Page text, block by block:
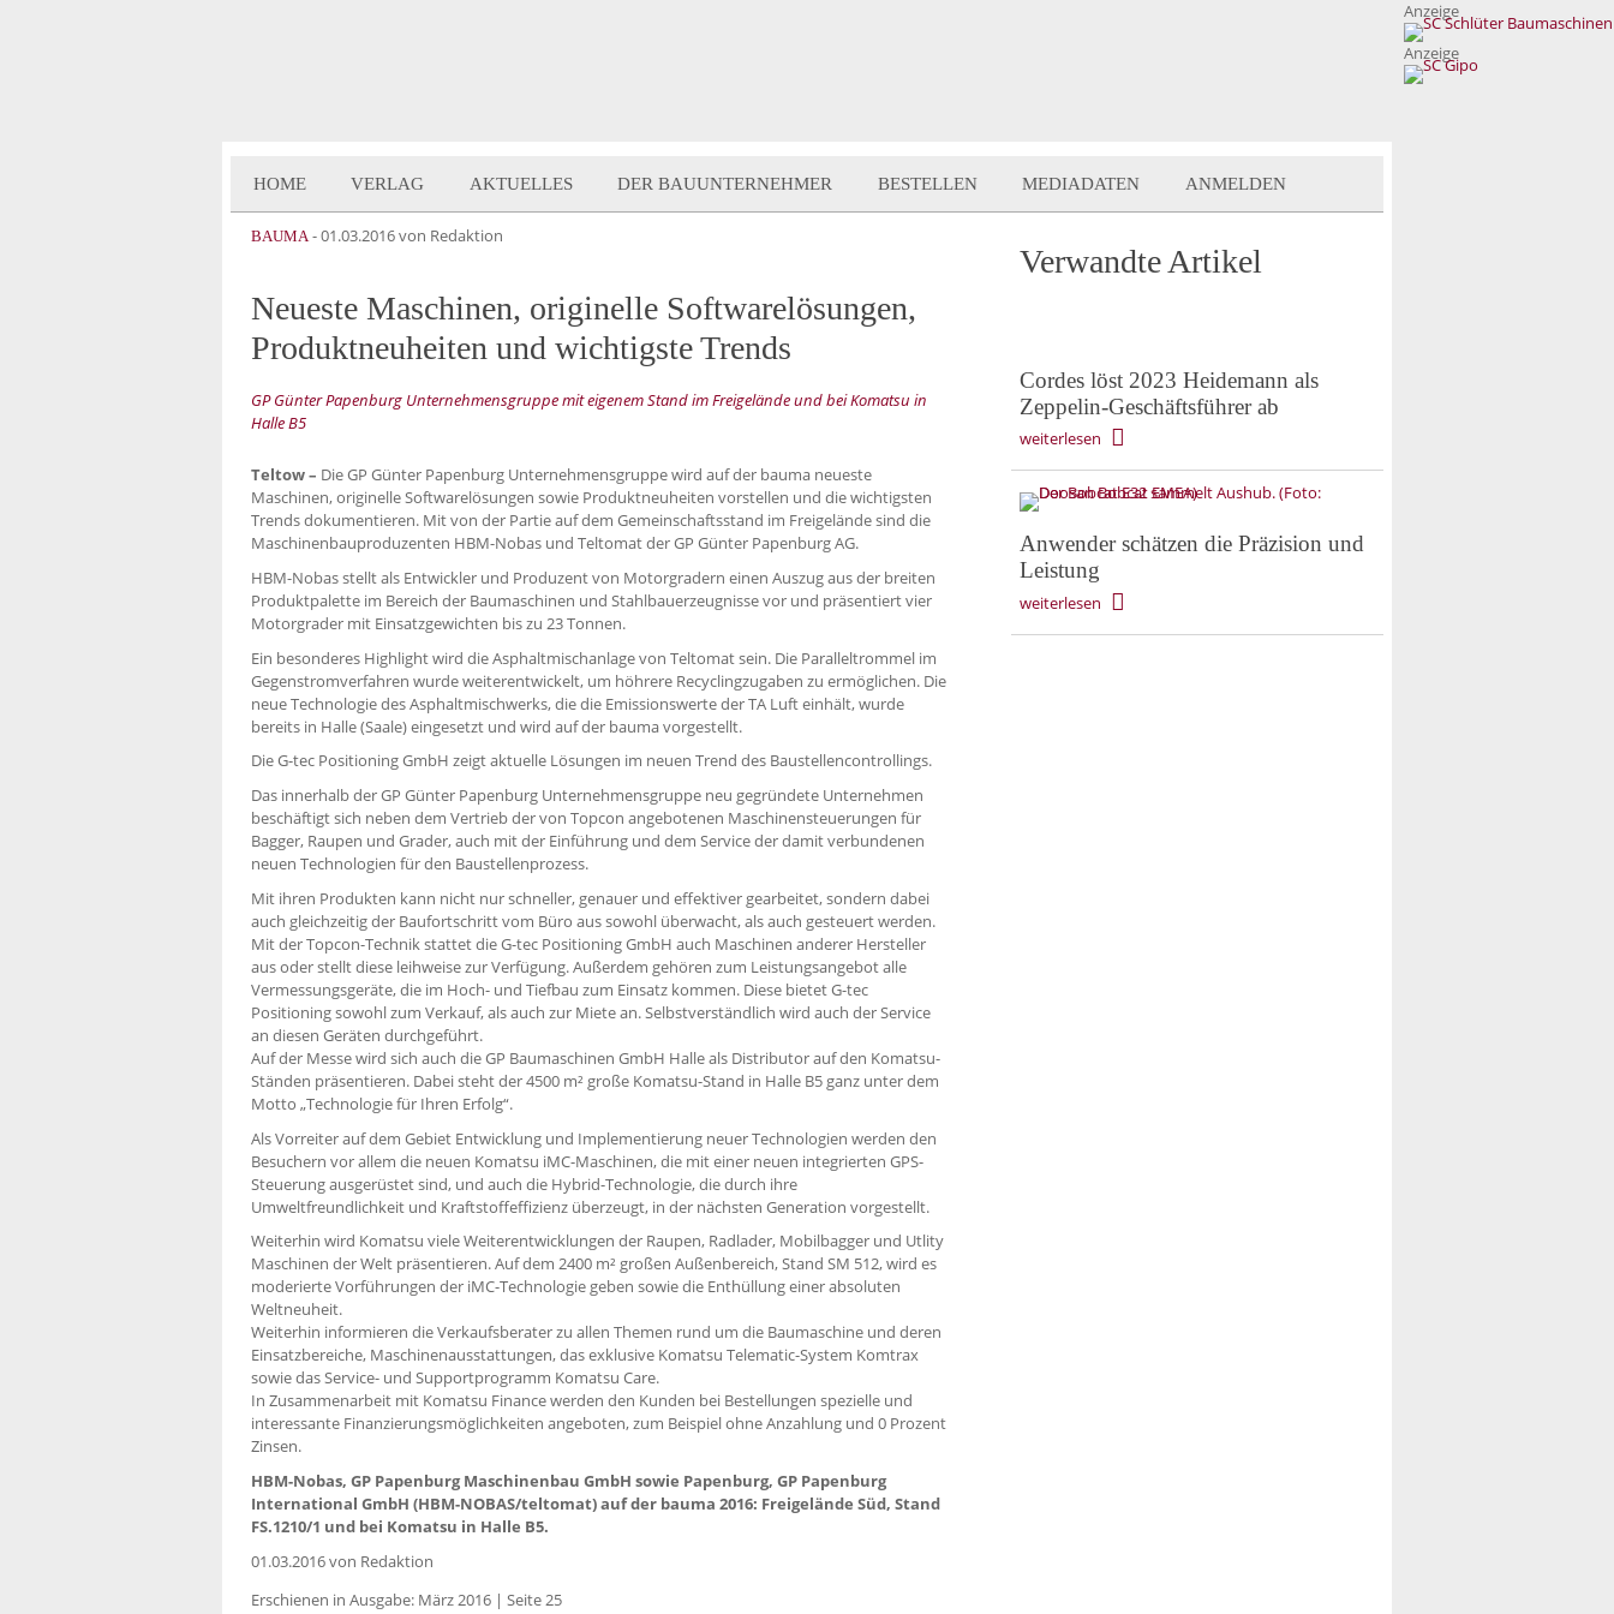
Anzeige
Anzeige
HOME VERLAG AKTUELLES DER BAUUNTERNEHMER BESTELLEN MEDIADATEN ANMELDEN
BAUMA-01.03.2016von Redaktion
Neueste Maschinen, originelle Softwarelösungen,
Produktneuheiten und wichtigste Trends
GP Günter Papenburg Unternehmensgruppe mit eigenem Stand im Freigelände und bei Komatsu in
Halle B5
Teltow – Die GP Günter Papenburg Unternehmensgruppe wird auf der bauma neueste
Maschinen, originelle Softwarelösungen sowie Produktneuheiten vorstellen und die wichtigsten
Trends dokumentieren. Mit von der Partie auf dem Gemeinschaftsstand im Freigelände sind die
Maschinenbauproduzenten HBM-Nobas und Teltomat der GP Günter Papenburg AG.
HBM-Nobas stellt als Entwickler und Produzent von Motorgradern einen Auszug aus der breiten
Produktpalette im Bereich der Baumaschinen und Stahlbauerzeugnisse vor und präsentiert vier
Motorgrader mit Einsatzgewichten bis zu 23 Tonnen.
Ein besonderes Highlight wird die Asphaltmischanlage von Teltomat sein. Die Paralleltrommel im
Gegenstromverfahren wurde weiterentwickelt, um höhrere Recyc­lingzugaben zu ermöglichen. Die
neue Technologie des Asphaltmischwerks, die die Emissionswerte der TA Luft einhält, wurde
bereits in Halle (Saale) eingesetzt und wird auf der bauma vorgestellt.
Die G-tec Positioning GmbH zeigt aktuelle Lösungen im neuen Trend des Baustellencontrollings.
Das innerhalb der GP Günter Papenburg Unternehmensgruppe neu gegründete Unternehmen
beschäftigt sich neben dem Vertrieb der von Topcon angebotenen Maschinensteuerungen für
Bagger, Raupen und Grader, auch mit der Einführung und dem Service der damit verbundenen
neuen Technologien für den Baustellenprozess.
Mit ihren Produkten kann nicht nur schneller, genauer und effektiver gearbeitet, sondern dabei
auch gleichzeitig der Baufortschritt vom Büro aus sowohl überwacht, als auch gesteuert werden.
Mit der Topcon-Technik stattet die G-tec Positioning GmbH auch Maschinen anderer Hersteller
aus oder stellt diese leihweise zur Verfügung. Außerdem gehören zum Leistungs­angebot alle
Vermessungsgeräte, die im Hoch- und Tiefbau zum Einsatz kommen. Diese bietet G-tec
Positioning sowohl zum Verkauf, als auch zur Miete an. Selbstverständlich wird auch der Service
an diesen Geräten durchgeführt.
Auf der Messe wird sich auch die GP Baumaschinen GmbH Halle als Distributor auf den Komatsu-
Ständen präsentieren. Dabei steht der 4500 m² große Komatsu-Stand in Halle B5 ganz unter dem
Motto „Technologie für Ihren Erfolg“.
Als Vorreiter auf dem Gebiet Entwicklung und Implementierung neuer Technologien werden den
Besuchern vor allem die neuen Komatsu iMC-Maschinen, die mit einer neuen integrierten GPS-
Steuerung ausgerüstet sind, und auch die Hybrid-Technologie, die durch ihre
Umweltfreundlichkeit und Kraftstoffeffizienz überzeugt, in der nächsten Generation vorgestellt.
Weiterhin wird Komatsu viele Weiterentwicklungen der Raupen, Radlader, Mobilbagger und Utlity
Maschinen der Welt präsentieren. Auf dem 2400 m² großen Außenbereich, Stand SM 512, wird es
moderierte Vorführungen der iMC-Technologie geben sowie die Enthüllung einer absoluten
Weltneuheit.
Weiterhin informieren die Verkaufsberater zu allen Themen rund um die Baumaschine und deren
Einsatzbereiche, Maschinenausstattungen, das exklusive Komatsu Telematic-System Komtrax
sowie das Service- und Supportprogramm Komatsu Care.
In Zusammenarbeit mit Komatsu Finance werden den Kunden bei Bestellungen spezielle und
interessante Finanzierungsmöglichkeiten angeboten, zum Beispiel ohne Anzahlung und 0 Prozent
Zinsen.
HBM-Nobas, GP Papenburg Maschinenbau GmbH sowie Papenburg, GP Papenburg
International GmbH (HBM-NOBAS/teltomat) auf der bauma 2016: Freigelände Süd, Stand
FS.1210/1 und bei Komatsu in Halle B5.
01.03.2016von Redaktion
Erschienen in Ausgabe: März 2016 | Seite 25
Verwandte Artikel
Cordes löst 2023 Heidemann als
Zeppelin-Geschäftsführer ab
weiterlesen
Anwender schätzen die Präzision und
Leistung
weiterlesen